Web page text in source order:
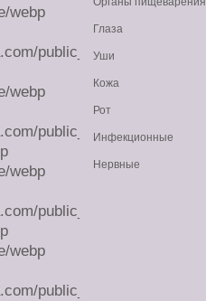
webp
public_html/wp-
webp
public_html/wp-
webp
public_html/wp-
webp
public_html/wp-
Глаза
Уши
Кожа
Рот
Инфекционные
Нервные